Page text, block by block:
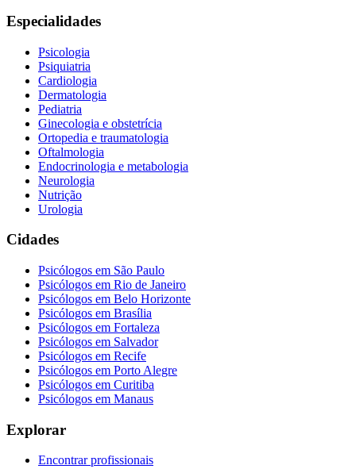
Especialidades
Psicologia
Psiquiatria
Cardiologia
Dermatologia
Pediatria
Ginecologia e obstetrícia
Ortopedia e traumatologia
Oftalmologia
Endocrinologia e metabologia
Neurologia
Nutrição
Urologia
Cidades
Psicólogos em São Paulo
Psicólogos em Rio de Janeiro
Psicólogos em Belo Horizonte
Psicólogos em Brasília
Psicólogos em Fortaleza
Psicólogos em Salvador
Psicólogos em Recife
Psicólogos em Porto Alegre
Psicólogos em Curitiba
Psicólogos em Manaus
Explorar
Encontrar profissionais